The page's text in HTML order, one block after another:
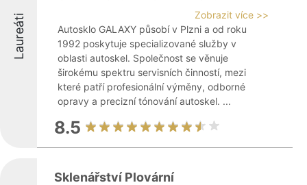
Laureáti
Zobrazit více >>
Autosklo GALAXY působí v Plzni a od roku
1992 poskytuje specializované služby v
oblasti autoskel. Společnost se věnuje
širokému spektru servisních činností, mezi
které patří profesionální výměny, odborné
opravy a precizní tónování autoskel. ...
8.5
Sklenářství Plovární